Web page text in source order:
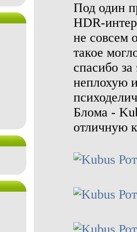
Под один
HDR-
не совсем
такое
спасибо
неплохую
Блома -
отличную